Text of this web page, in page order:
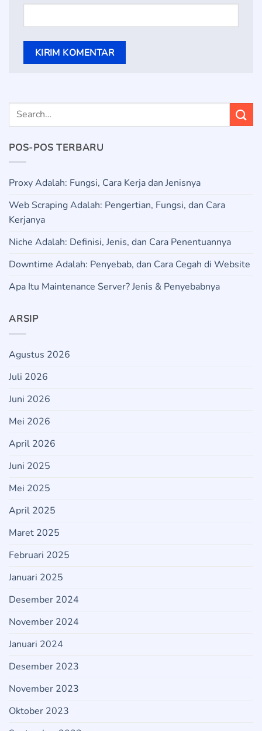
POS-POS TERBARU
Proxy Adalah: Fungsi, Cara Kerja dan Jenisnya
Web Scraping Adalah: Pengertian, Fungsi, dan Cara
Kerjanya
Niche Adalah: Definisi, Jenis, dan Cara Penentuannya
Downtime Adalah: Penyebab, dan Cara Cegah di Website
Apa Itu Maintenance Server? Jenis & Penyebabnya
ARSIP
Agustus 2026
Juli 2026
Juni 2026
Mei 2026
April 2026
Juni 2025
Mei 2025
April 2025
Maret 2025
Februari 2025
Januari 2025
Desember 2024
November 2024
Januari 2024
Desember 2023
November 2023
Oktober 2023